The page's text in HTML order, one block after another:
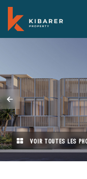
VOIR TOUTES LES